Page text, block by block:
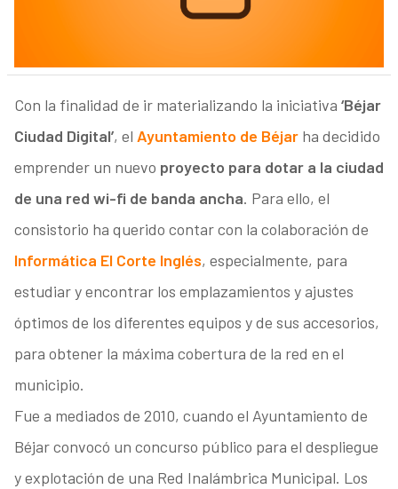
Con la finalidad de ir materializando la iniciativa ‘Béjar
Ciudad Digital’, el Ayuntamiento de Béjar ha decidido
emprender un nuevo proyecto para dotar a la ciudad
de una red wi-fi de banda ancha. Para ello, el
consistorio ha querido contar con la colaboración de
Informática El Corte Inglés, especialmente, para
estudiar y encontrar los emplazamientos y ajustes
óptimos de los diferentes equipos y de sus accesorios,
para obtener la máxima cobertura de la red en el
municipio.
Fue a mediados de 2010, cuando el Ayuntamiento de
Béjar convocó un concurso público para el despliegue
y explotación de una Red Inalámbrica Municipal. Los